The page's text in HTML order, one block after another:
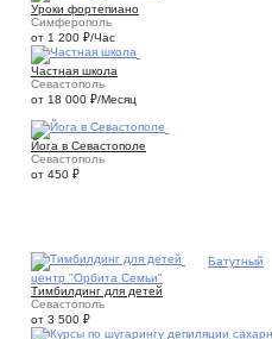
Уроки фортепиано
Симферополь
от 1 200 ₽/Час
Частная школа
Севастополь
от 18 000 ₽/Месяц
Йога в Севастополе
Севастополь
от 450 ₽
Батутный
центр "Орбита Семьи"
Тимбилдинг для детей
Севастополь
от 3 500 ₽